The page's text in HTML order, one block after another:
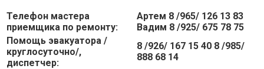
Телефон мастера
приемщика по ремонту:
Артем 8 /965/ 126 13 83
Вадим 8 /925/ 675 78 75
Помощь эвакуатора /
круглосуточно/,
диспетчер:
8 /926/ 167 15 40 8 /985/
888 68 14